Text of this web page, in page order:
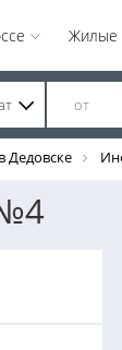
Жилые
Дедовске